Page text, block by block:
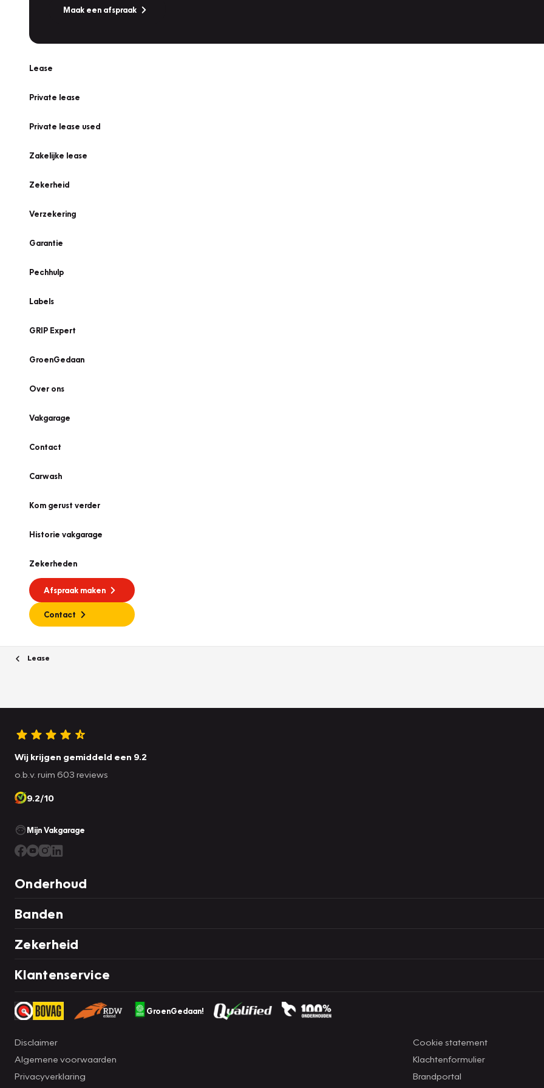
Maak een afspraak
Lease
Private lease
Private lease used
Zakelijke lease
Zekerheid
Verzekering
Garantie
Pechhulp
Labels
GRIP Expert
GroenGedaan
Over ons
Vakgarage
Contact
Carwash
Kom gerust verder
Historie vakgarage
Zekerheden
Afspraak maken
Contact
Lease
Wij krijgen gemiddeld een 9.2
o.b.v. ruim 603 reviews
9.2/10
Mijn Vakgarage
Onderhoud
Banden
Zekerheid
Klantenservice
GroenGedaan!
Disclaimer
Algemene voorwaarden
Privacyverklaring
Cookie statement
Klachtenformulier
Brandportal